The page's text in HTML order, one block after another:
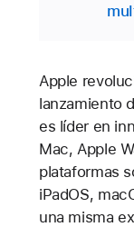
Apple
lanzamiento
es líder en
Mac, Apple
plataformas
iPadOS,
una misma